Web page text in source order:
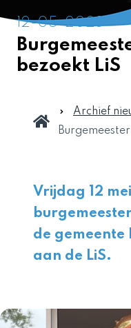
12-05-2023
bezoekt LiS
Archief
Vrijdag 12
de gemeente
aan de LiS.